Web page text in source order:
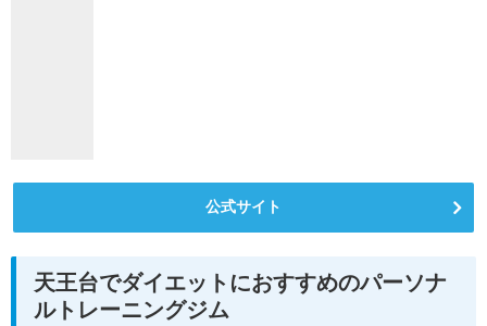
公式サイト
天王台でダイエットにおすすめのパーソナ
ルトレーニングジム